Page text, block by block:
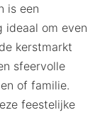
is een
ideaal om even
kerstmarkt
sfeervolle
of familie.
feestelijke